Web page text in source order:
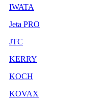
IWATA
Jeta PRO
JTC
KERRY
KOCH
KOVAX